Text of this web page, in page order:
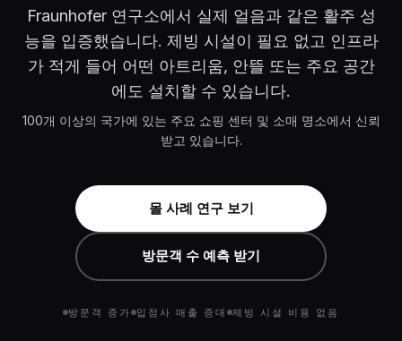
Fraunhofer 연구소에서 실제 얼음과 같은 활주 성
능을 입증했습니다. 제빙 시설이 필요 없고 인프라
가 적게 들어 어떤 아트리움, 안뜰 또는 주요 공간
에도 설치할 수 있습니다.
100개 이상의 국가에 있는 주요 쇼핑 센터 및 소매 명소에서 신뢰
받고 있습니다.
몰 사례 연구 보기
방문객 수 예측 받기
방문객 증가 입점사 매출 증대 제빙 시설 비용 없음